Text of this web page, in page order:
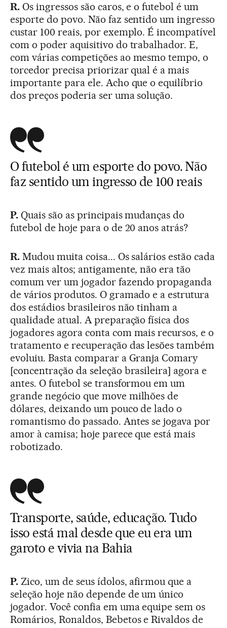
R.Os ingressos são caros, e o futebol é um
esporte do povo. Não faz sentido um ingresso
custar 100 reais, por exemplo. É incompatível
com o poder aquisitivo do trabalhador. E,
com várias competições ao mesmo tempo, o
torcedor precisa priorizar qual é a mais
importante para ele. Acho que o equilíbrio
dos preços poderia ser uma solução.
O futebol é um esporte do povo. Não
faz sentido um ingresso de 100 reais
P.Quais são as principais mudanças do
futebol de hoje para o de 20 anos atrás?
R.Mudou muita coisa... Os salários estão cada
vez mais altos; antigamente, não era tão
comum ver um jogador fazendo propaganda
de vários produtos. O gramado e a estrutura
dos estádios brasileiros não tinham a
qualidade atual. A preparação física dos
jogadores agora conta com mais recursos, e o
tratamento e recuperação das lesões também
evoluiu. Basta comparar a Granja Comary
[concentração da seleção brasileira] agora e
antes. O futebol se transformou em um
grande negócio que move milhões de
dólares, deixando um pouco de lado o
romantismo do passado. Antes se jogava por
amor à camisa; hoje parece que está mais
robotizado.
Transporte, saúde, educação. Tudo
isso está mal desde que eu era um
garoto e vivia na Bahia
P.Zico, um de seus ídolos, afirmou que a
seleção hoje não depende de um único
jogador. Você confia em uma equipe sem os
Romários, Ronaldos, Bebetos e Rivaldos de